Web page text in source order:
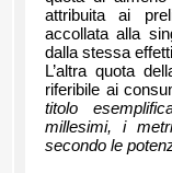
attribuita ai
accollata alla
dalla stessa
L’altra quota
riferibile ai
titolo
millesimi, i
secondo le